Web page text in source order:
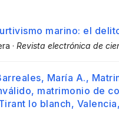
marino: el
· Revista electrónica de
María A.,
matrimonio de
lo blanch,